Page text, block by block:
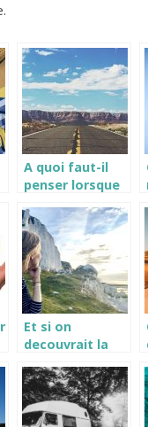
A quoi faut-il
penser lorsque
souhaitons
partir aux USA ?
Et si on
decouvrait la
velo?